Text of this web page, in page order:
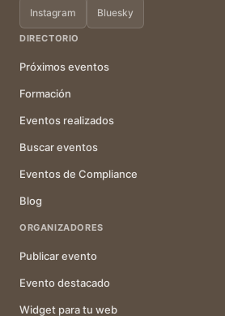
Instagram Bluesky
DIRECTORIO
Próximos eventos
Formación
Eventos realizados
Buscar eventos
Eventos de Compliance
Blog
ORGANIZADORES
Publicar evento
Evento destacado
Widget para tu web